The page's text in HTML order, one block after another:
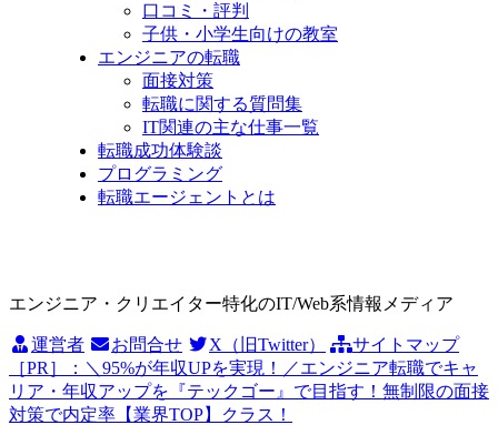
口コミ・評判
子供・小学生向けの教室
エンジニアの転職
面接対策
転職に関する質問集
IT関連の主な仕事一覧
転職成功体験談
プログラミング
転職エージェントとは
エンジニア・クリエイター特化のIT/Web系情報メディア
運営者 お問合せ X（旧Twitter）
サイトマップ
［PR］：＼95%が年収UPを実現！／エンジニア転職でキャ
リア・年収アップを『テックゴー』で目指す！無制限の面接
対策で内定率【業界TOP】クラス！